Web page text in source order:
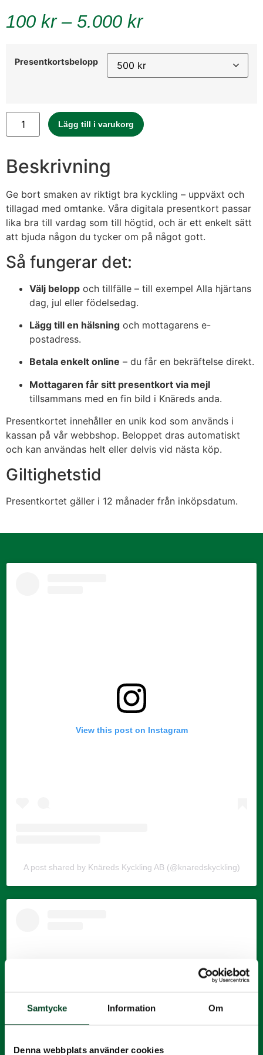
Samtycke Information Om
Denna webbplats använder cookies
100 kr – 5.000 kr
Presentkortsbelopp
Lägg till i varukorg
Beskrivning
Ge bort smaken av riktigt bra kyckling – uppväxt och
tillagad med omtanke. Våra digitala presentkort passar
lika bra till vardag som till högtid, och är ett enkelt sätt
att bjuda någon du tycker om på något gott.
Så fungerar det:
Välj belopp och tillfälle – till exempel Alla hjärtans
dag, jul eller födelsedag.
Lägg till en hälsning och mottagarens e-
postadress.
Betala enkelt online – du får en bekräftelse direkt.
Mottagaren får sitt presentkort via mejl
tillsammans med en fin bild i Knäreds anda.
Presentkortet innehåller en unik kod som används i
kassan på vår webbshop. Beloppet dras automatiskt
och kan användas helt eller delvis vid nästa köp.
Giltighetstid
Presentkortet gäller i 12 månader från inköpsdatum.
View this post on Instagram
A post shared by Knäreds Kyckling AB (@knaredskyckling)